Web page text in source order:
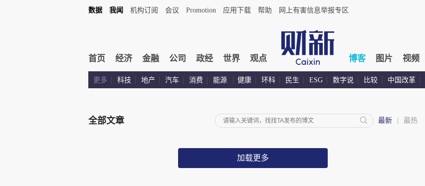
数据 我闻 机构订阅 会议 Promotion 应用下载 帮助 网上有害信息举报专区
首页 经济 金融 公司 政经 世界 观点 博客 图片 视频
更多 科技 地产 汽车 消费 能源 健康 环科 民生 ESG 数字说 比较 中国改革
全部文章 最新 最热
加载更多